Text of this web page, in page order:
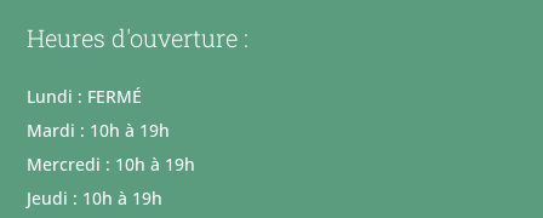
Heures d'ouverture :
Lundi : FERMÉ
Mardi : 10h à 19h
Mercredi : 10h à 19h
Jeudi : 10h à 19h